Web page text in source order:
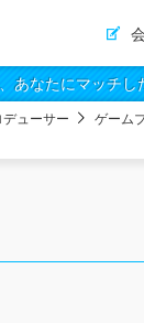
あなたにマッチし
ューサー
ゲーム